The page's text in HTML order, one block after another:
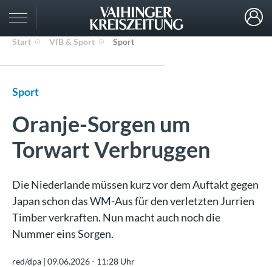
Start VfB & Sport Sport
Sport
Oranje-Sorgen um
Torwart Verbruggen
Die Niederlande müssen kurz vor dem Auftakt gegen
Japan schon das WM-Aus für den verletzten Jurrien
Timber verkraften. Nun macht auch noch die
Nummer eins Sorgen.
red/dpa | 09.06.2026 - 11:28 Uhr